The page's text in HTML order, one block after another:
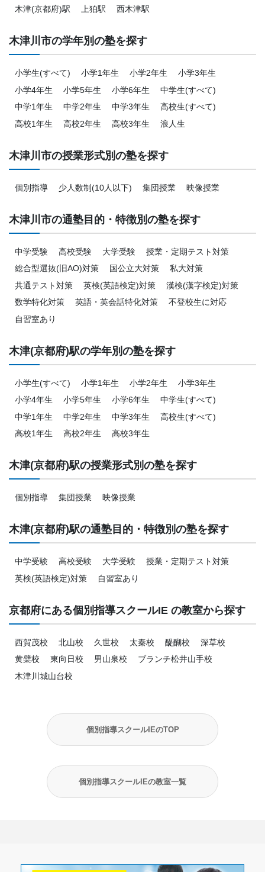
木津(京都府)駅 上狛駅 西木津駅
木津川市の学年別の塾を探す
小学生(すべて) 小学1年生 小学2年生
小学3年生
小学4年生
小学5年生 小学6年生
中学生(すべて)
中学1年生
中学2年生 中学3年生
高校生(すべて)
高校1年生
高校2年生 高校3年生 浪人生
木津川市の授業形式別の塾を探す
個別指導 少人数制(10人以下) 集団授業 映像授業
木津川市の通塾目的・特徴別の塾を探す
中学受験 高校受験 大学受験
授業・定期テスト対策
総合型選抜(旧AO)対策
国公立大対策
私大対策
共通テスト対策
英検(英語検定)対策
漢検(漢字検定)対策
数学特化対策
英語・英会話特化対策
不登校生に対応
自習室あり
木津(京都府)駅の学年別の塾を探す
小学生(すべて) 小学1年生 小学2年生
小学3年生
小学4年生
小学5年生 小学6年生
中学生(すべて)
中学1年生
中学2年生 中学3年生
高校生(すべて)
高校1年生
高校2年生 高校3年生
木津(京都府)駅の授業形式別の塾を探す
個別指導 集団授業 映像授業
木津(京都府)駅の通塾目的・特徴別の塾を探す
中学受験 高校受験 大学受験
授業・定期テスト対策
英検(英語検定)対策
自習室あり
京都府にある個別指導スクールIE の教室から探す
西賀茂校 北山校 久世校 太秦校 醍醐校
深草校
黄檗校
東向日校 男山泉校
ブランチ松井山手校
木津川城山台校
個別指導スクールIEのTOP
個別指導スクールIEの教室一覧